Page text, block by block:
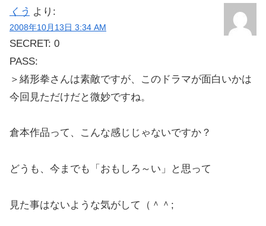
くう より:
2008年10月13日 3:34 AM
SECRET: 0
PASS:
＞緒形拳さんは素敵ですが、このドラマが面白いかは
今回見ただけだと微妙ですね。
倉本作品って、こんな感じじゃないですか？
どうも、今までも「おもしろ～い」と思って
見た事はないような気がして（＾＾;ゞ